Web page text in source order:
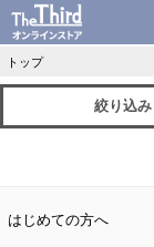
トップ
絞り込み
はじめての方へ